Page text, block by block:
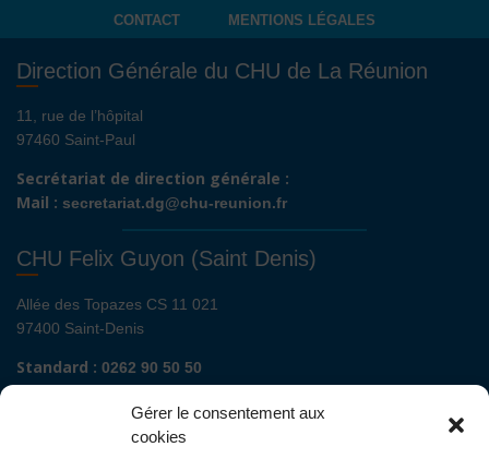
Gérer le consentement aux
cookies
CONTACT MENTIONS LÉGALES
Direction Générale du CHU de La Réunion
11, rue de l’hôpital
97460 Saint-Paul
Secrétariat de direction générale :
Mail : secretariat.dg@chu-reunion.fr
CHU Felix Guyon (Saint Denis)
Allée des Topazes CS 11 021
97400 Saint-Denis
Standard : 0262 90 50 50
Renseignements admissions :
Secrétariat de direction de site :
direction.fguyon@chu-reunion.fr